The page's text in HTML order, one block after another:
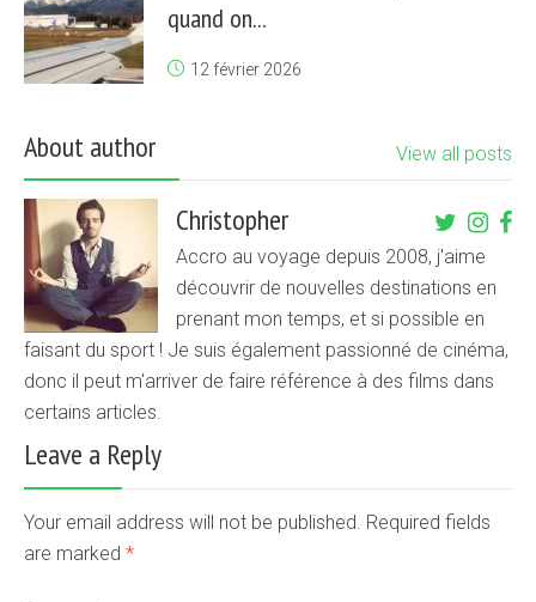
quand on...
12 février 2026
About author View all posts
Christopher
Accro au voyage depuis 2008, j'aime
découvrir de nouvelles destinations en
prenant mon temps, et si possible en
faisant du sport ! Je suis également passionné de cinéma,
donc il peut m'arriver de faire référence à des films dans
certains articles.
Leave a Reply
Your email address will not be published. Required fields
are marked *